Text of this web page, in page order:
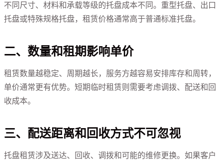
不同尺寸、材料和承载等级的托盘成本不同。重型托盘、出口
托盘或特殊规格托盘，租赁价格通常高于普通标准托盘。
二、数量和租期影响单价
租赁数量越稳定、周期越长，服务方越容易安排库存和周转，
单价通常更有优势。短期临时租赁则需要考虑调拨、配送和回
收成本。
三、配送距离和回收方式不可忽视
托盘租赁涉及送达、回收、调拨和可能的维修更换。如果客户